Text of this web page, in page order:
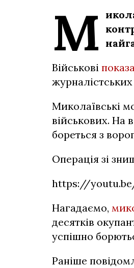
М
Військові
Миколаївські
військових. На
бореться з
Операція зі
https://
Нагадаємо,
десятків
успішно
Раніше